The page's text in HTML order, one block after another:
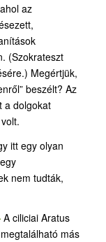
az
(Szokrateszt
Megértjük,
beszélt? Az
a dolgokat
itt egy olyan
nem tudták,
A ciliciai Aratus
más